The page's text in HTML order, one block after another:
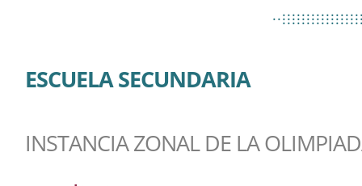
ESCUELA SECUNDARIA
INSTANCIA ZONAL DE LA